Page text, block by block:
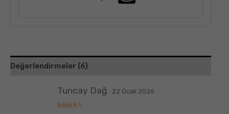
Değerlendirmeler (6)
Tuncay Dağ 22 Ocak 2026